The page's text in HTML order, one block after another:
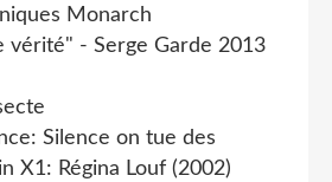
Monarch
vérité" - Serge Garde 2013
Silence on tue des
X1: Régina Louf (2002)